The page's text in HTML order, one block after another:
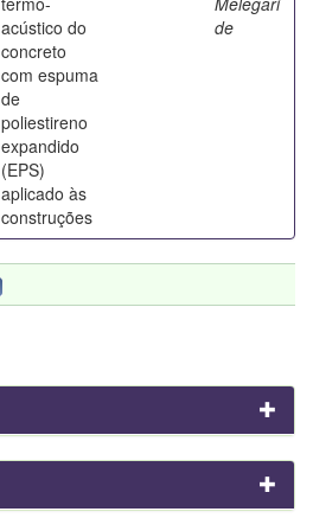
acústico do
concreto
com espuma
de
poliestireno
expandido
(EPS)
aplicado às
construções
de